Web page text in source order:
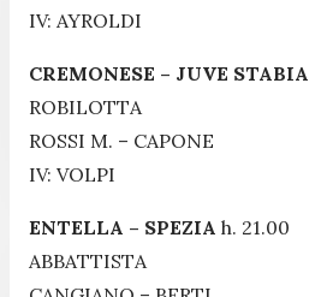
IV: AYROLDI
CREMONESE – JUVE STABIA
ROBILOTTA
ROSSI M. – CAPONE
IV: VOLPI
ENTELLA – SPEZIA h. 21.00
ABBATTISTA